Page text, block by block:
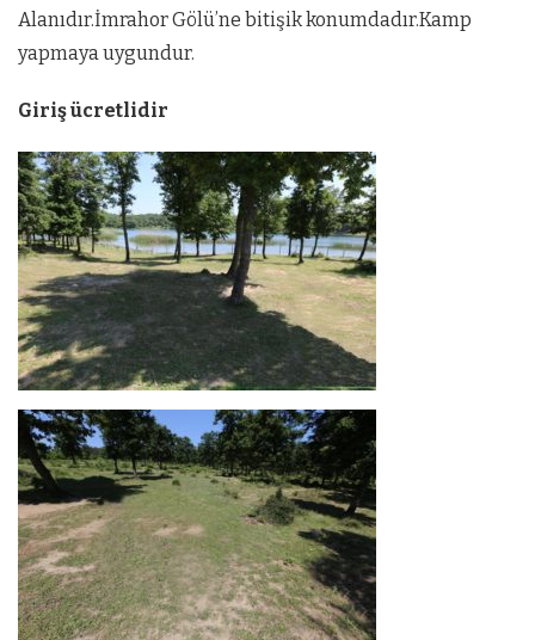
Alanıdır.İmrahor Gölü’ne bitişik konumdadır.Kamp
yapmaya uygundur.
Giriş ücretlidir